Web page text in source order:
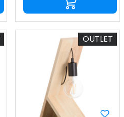
OUTLET